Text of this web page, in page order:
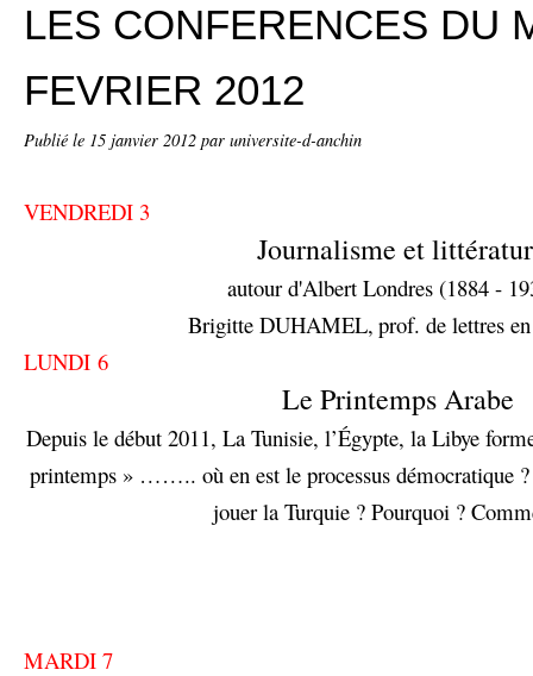
LES CONFERENCES DU
FEVRIER 2012
Publié le 15 janvier 2012 par universite-d-anchin
VENDREDI 3
Journalisme et
autour d'Albert Londres (1884 -
Brigitte DUHAMEL, prof. de lettres
LUNDI 6
Le Printemps Arabe
Depuis le début 2011, La Tunisie, l’Égypte, la Libye
printemps » …….. où en est le processus démocratique
jouer la Turquie ? Pourquoi ?
MARDI 7